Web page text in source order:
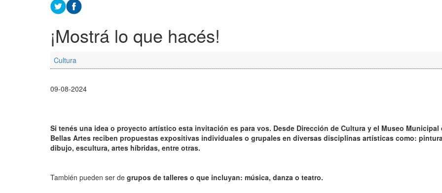
¡Mostrá lo que hacés!
Cultura
09-08-2024
Si tenés una idea o proyecto artístico esta invitación es para vos. Desde Dirección de Cultura y el Museo Municipal
Bellas Artes reciben propuestas expositivas individuales o grupales en diversas disciplinas artísticas como:
dibujo, escultura, artes híbridas, entre otras.
También pueden ser de grupos de talleres o que incluyan: música, danza o teatro.